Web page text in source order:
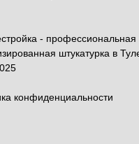
- профессиональная
штукатурка в
конфиденциальности